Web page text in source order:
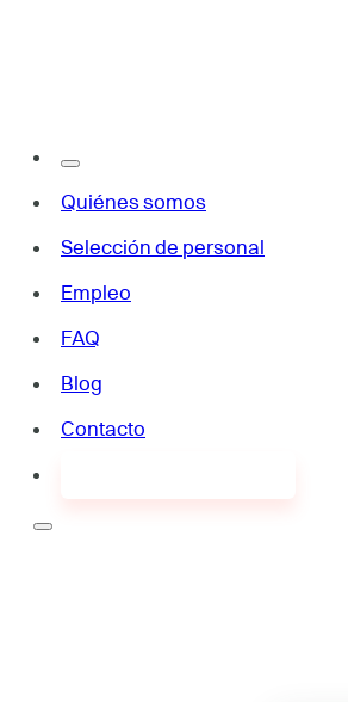
Quiénes somos
Selección de personal
Empleo
FAQ
Blog
Contacto